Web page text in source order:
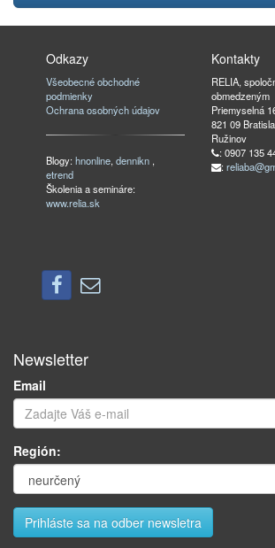
Odkazy
Všeobecné obchodné
podmienky
Ochrana osobných údajov
Blogy:hnonline,dennikn ,
etrend
Školenia a semináre:
www.relia.sk
Kontakty
RELIA,
obmedzeným
Priemyselná
821 09
Ružinov
: 0907 135
:
Newsletter
Email
Región: